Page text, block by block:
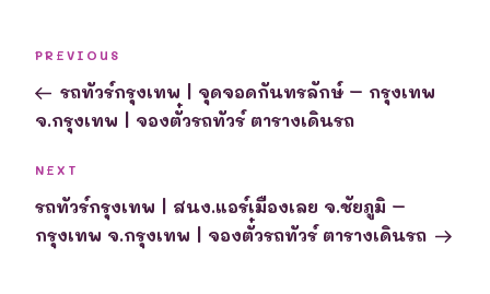
Previous
Post
PREVIOUS
รถทัวร์กรุงเทพ | จุดจอดกันทรลักษ์ – กรุงเทพ
จ.กรุงเทพ | จองตั๋วรถทัวร์ ตารางเดินรถ
Next
Post
NEXT
รถทัวร์กรุงเทพ | สนง.แอร์เมืองเลย จ.ชัยภูมิ –
กรุงเทพ จ.กรุงเทพ | จองตั๋วรถทัวร์ ตารางเดินรถ